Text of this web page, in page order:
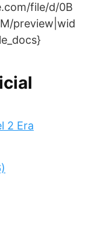
file/d/0B
preview|wid
2 Era